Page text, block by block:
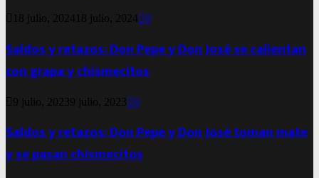
18 julio, 2024 18 julio, 2024 0
Saldos y retazos: Don Pepe y Don José se calientan
con grapa y chismecitos
9 julio, 20239 julio, 2023 0
Saldos y retazos: Don Pepe y Don José toman mate
y se pasan chismecitos